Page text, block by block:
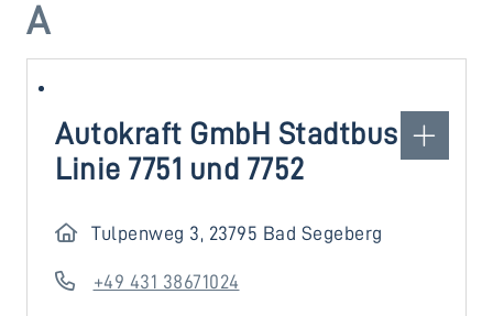
A
Autokraft GmbH Stadtbus
Linie 7751 und 7752
Tulpenweg 3, 23795 Bad Segeberg
+49 431 38671024